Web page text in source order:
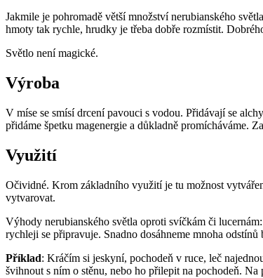
Jakmile je pohromadě větší množství nerubianského
hmoty tak rychle, hrudky je třeba dobře rozmístit.
Světlo není magické.
Výroba
V míse se smísí drcení pavouci s vodou. Přidávají se
přidáme špetku magenergie a důkladně promícháváme.
Využití
Očividné. Krom základního využití je tu možnost
vytvarovat.
Výhody nerubianského světla oproti svíčkám či
rychleji se připravuje. Snadno dosáhneme mnoha
Příklad: Kráčím si jeskyní, pochodeň v ruce, leč
švihnout s ním o stěnu, nebo ho přilepit na pochodeň.